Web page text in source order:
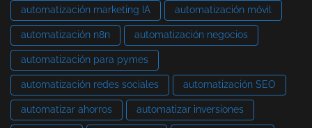
automatización marketing IA automatización móvil
automatización n8n automatización negocios
automatización para pymes
automatización redes sociales automatización SEO
automatizar ahorros automatizar inversiones